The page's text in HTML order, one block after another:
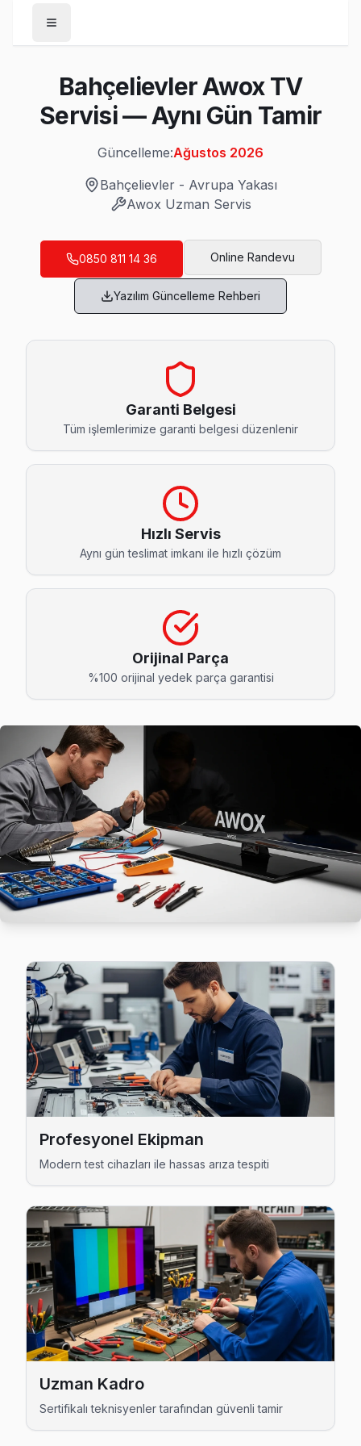
Bahçelievler
/Awox
Son Güncelleme:Ağustos 2026
Bahçelievler'da Mahalle Mahalle Awox TV
Bahçelievler Awox Servis
Awox TV HDMI port arızası Bahçelievler adresine gelen
Cumhuriyet Awox Servis
Awox marka TV'niz Cumhuriyet'de çalışmıyorsa teknik
Bahçelievler TV Servis Merkezi →
Fevzi Çakmak Awox Servis
Fevzi Çakmak Awox Anakart Tamiri →
Hürriyet Awox Servis
Hürriyet'de Awox TV ses ama görüntü yok sorununu
Kocasinan Awox Servis
Kocasinan'den gelen Awox TV arızaları arasında en sık
Kocasinan Awox Açılmıyor Arıza →
Siyavuşpaşa Awox Servis
Bahçelievler'da Siyavuşpaşa mahallesi için Awox TV fiyat
Awox Servis Merkezi →
Soğanlı Awox Servis
Bahçelievler'da Soğanlı mahallesi için Awox TV fiyat
Soğanlı Awox Açılmıyor Arıza →
Şirinevler Awox Servis
Awox TV Şirinevler adresinde firmware güncellemesi
Awox TV'de T-Con kart arızası Zafer mahallesinde sık
Awox Servis Merkezi →
Çobançeşme Awox Servis
Bahçelievler'da Çobançeşme mahallesi Awox
Awox Servis Merkezi →
Bahçelievler bölgesine kapıya gelen Awox TV tamir servisi
Bahçelievler Awox TV
Servisi — Aynı Gün Tamir
Güncelleme:Ağustos 2026
Bahçelievler - Avrupa Yakası
Awox Uzman Servis
0850 811 14 36 Online Randevu
Yazılım Güncelleme Rehberi
Garanti Belgesi
Tüm işlemlerimize garanti belgesi düzenlenir
Hızlı Servis
Aynı gün teslimat imkanı ile hızlı çözüm
Orijinal Parça
%100 orijinal yedek parça garantisi
Profesyonel Ekipman
Modern test cihazları ile hassas arıza tespiti
Uzman Kadro
Sertifikalı teknisyenler tarafından güvenli tamir